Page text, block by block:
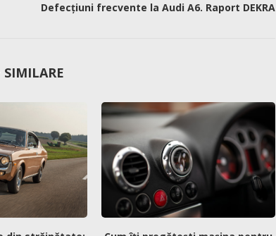
Defecțiuni frecvente la Audi A6. Raport DEKRA
SIMILARE